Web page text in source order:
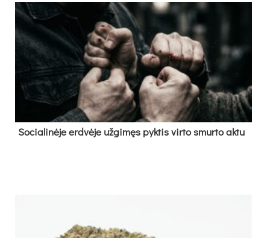
So­cia­li­nė­je erd­vė­je už­gi­męs pyk­tis vir­to smur­to ak­tu